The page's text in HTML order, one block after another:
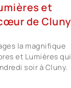
et
de Cluny
la magnifique
et Lumières qui
soir à Cluny.